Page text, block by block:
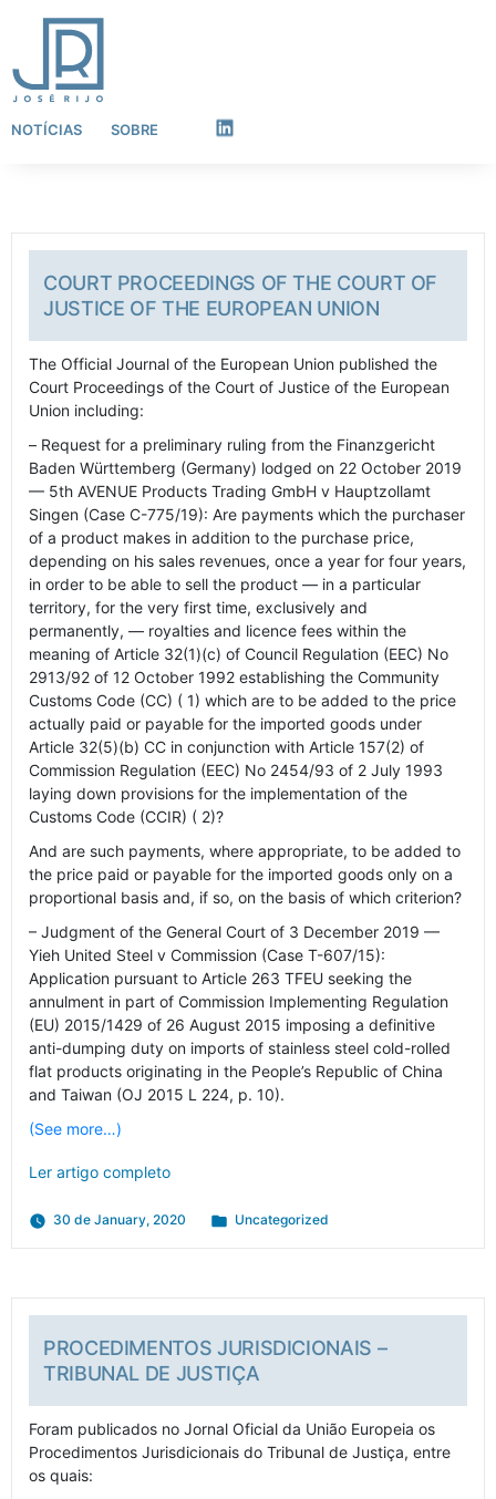
NOTÍCIAS SOBRE LinkedIn
COURT PROCEEDINGS OF THE COURT OF
JUSTICE OF THE EUROPEAN UNION
The Official Journal of the European Union published the
Court Proceedings of the Court of Justice of the European
Union including:
– Request for a preliminary ruling from the Finanzgericht
Baden Württemberg (Germany) lodged on 22 October 2019
— 5th AVENUE Products Trading GmbH v Hauptzollamt
Singen (Case C-775/19): Are payments which the purchaser
of a product makes in addition to the purchase price,
depending on his sales revenues, once a year for four years,
in order to be able to sell the product — in a particular
territory, for the very first time, exclusively and
permanently, — royalties and licence fees within the
meaning of Article 32(1)(c) of Council Regulation (EEC) No
2913/92 of 12 October 1992 establishing the Community
Customs Code (CC) ( 1) which are to be added to the price
actually paid or payable for the imported goods under
Article 32(5)(b) CC in conjunction with Article 157(2) of
Commission Regulation (EEC) No 2454/93 of 2 July 1993
laying down provisions for the implementation of the
Customs Code (CCIR) ( 2)?
And are such payments, where appropriate, to be added to
the price paid or payable for the imported goods only on a
proportional basis and, if so, on the basis of which criterion?
– Judgment of the General Court of 3 December 2019 —
Yieh United Steel v Commission (Case T-607/15):
Application pursuant to Article 263 TFEU seeking the
annulment in part of Commission Implementing Regulation
(EU) 2015/1429 of 26 August 2015 imposing a definitive
anti-dumping duty on imports of stainless steel cold-rolled
flat products originating in the People’s Republic of China
and Taiwan (OJ 2015 L 224, p. 10).
(See more…)
Ler artigo completo
30 de January, 2020
Posted
Uncategorized
PROCEDIMENTOS JURISDICIONAIS –
TRIBUNAL DE JUSTIÇA
Foram publicados no Jornal Oficial da União Europeia os
Procedimentos Jurisdicionais do Tribunal de Justiça, entre
os quais: